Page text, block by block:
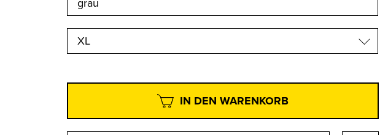
XL
IN DEN WARENKORB